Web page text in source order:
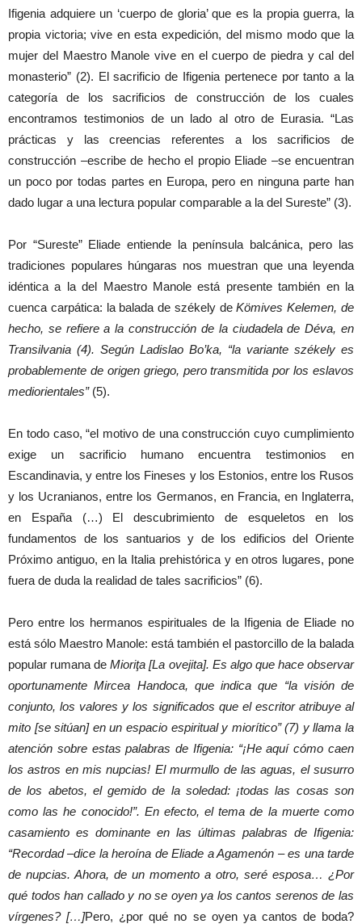
Ifigenia adquiere un ‘cuerpo de gloria’ que es la propia guerra, la
propia victoria; vive en esta expedición, del mismo modo que la
mujer del Maestro Manole vive en el cuerpo de piedra y cal del
monasterio” (2). El sacrificio de Ifigenia pertenece por tanto a la
categoría de los sacrificios de construcción de los cuales
encontramos testimonios de un lado al otro de Eurasia. “Las
prácticas y las creencias referentes a los sacrificios de
construcción –escribe de hecho el propio Eliade –se encuentran
un poco por todas partes en Europa, pero en ninguna parte han
dado lugar a una lectura popular comparable a la del Sureste” (3).
Por “Sureste” Eliade entiende la península balcánica, pero las
tradiciones populares húngaras nos muestran que una leyenda
idéntica a la del Maestro Manole está presente también en la
cuenca carpática: la balada de székely deKömives Kelemen, de
hecho, se refiere a la construcción de la ciudadela de Déva, en
Transilvania (4). Según Ladislao Bo’ka, “la variante székely es
probablemente de origen griego, pero transmitida por los eslavos
mediorientales”(5).
En todo caso, “el motivo de una construcción cuyo cumplimiento
exige un sacrificio humano encuentra testimonios en
Escandinavia, y entre los Fineses y los Estonios, entre los Rusos
y los Ucranianos, entre los Germanos, en Francia, en Inglaterra,
en España (…) El descubrimiento de esqueletos en los
fundamentos de los santuarios y de los edificios del Oriente
Próximo antiguo, en la Italia prehistórica y en otros lugares, pone
fuera de duda la realidad de tales sacrificios” (6).
Pero entre los hermanos espirituales de la Ifigenia de Eliade no
está sólo Maestro Manole: está también el pastorcillo de la balada
popular rumana deMioriţa [La ovejita]. Es algo que hace observar
oportunamente Mircea Handoca, que indica que “la visión de
conjunto, los valores y los significados que el escritor atribuye al
mito [se sitúan] en un espacio espiritual y miorítico” (7) y llama la
atención sobre estas palabras de Ifigenia: “¡He aquí cómo caen
los astros en mis nupcias! El murmullo de las aguas, el susurro
de los abetos, el gemido de la soledad: ¡todas las cosas son
como las he conocido!”. En efecto, el tema de la muerte como
casamiento es dominante en las últimas palabras de Ifigenia:
“Recordad –dice la heroína de Eliade a Agamenón – es una tarde
de nupcias. Ahora, de un momento a otro, seré esposa… ¿Por
qué todos han callado y no se oyen ya los cantos serenos de las
vírgenes? […]Pero, ¿por qué no se oyen ya cantos de boda?